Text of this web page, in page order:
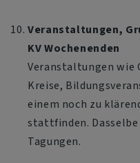
Veranstaltungen,
KV Wochenenden
Veranstaltungen wie
Kreise,
einem noch zu
stattfinden.
Tagungen.